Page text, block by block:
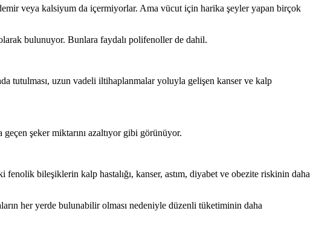
veya kalsiyum da içermiyorlar. Ama vücut için harika şeyler yapan birçok
bulunuyor. Bunlara faydalı polifenoller de dahil.
tutulması, uzun vadeli iltihaplanmalar yoluyla gelişen kanser ve kalp
şeker miktarını azaltıyor gibi görünüyor.
fenolik bileşiklerin kalp hastalığı, kanser, astım, diyabet ve obezite riskinin daha
her yerde bulunabilir olması nedeniyle düzenli tüketiminin daha